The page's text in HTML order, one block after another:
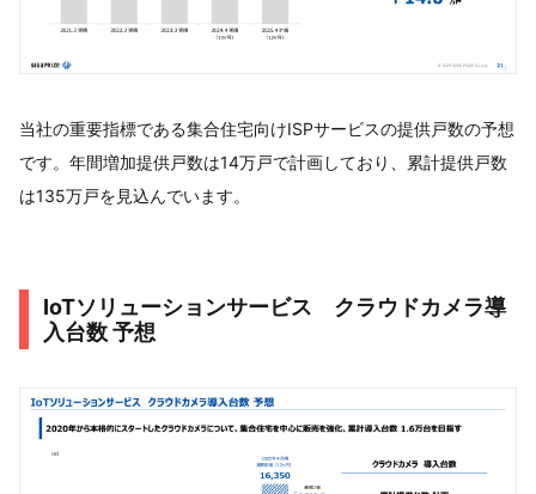
当社の重要指標である集合住宅向けISPサービスの提供戸数の予想
です。年間増加提供戸数は14万戸で計画しており、累計提供戸数
は135万戸を見込んでいます。
IoTソリューションサービス クラウドカメラ導
入台数 予想